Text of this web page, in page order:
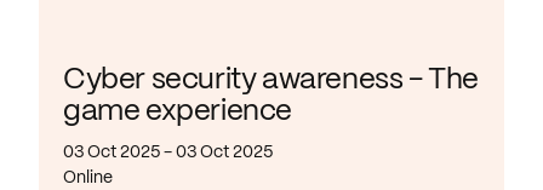
Cyber security awareness - The
game experience
03 Oct 2025 - 03 Oct 2025
Online